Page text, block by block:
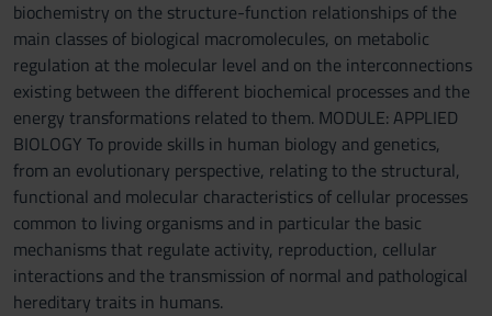
biochemistry on the structure-function relationships of the
main classes of biological macromolecules, on metabolic
regulation at the molecular level and on the interconnections
existing between the different biochemical processes and the
energy transformations related to them. MODULE: APPLIED
BIOLOGY To provide skills in human biology and genetics,
from an evolutionary perspective, relating to the structural,
functional and molecular characteristics of cellular processes
common to living organisms and in particular the basic
mechanisms that regulate activity, reproduction, cellular
interactions and the transmission of normal and pathological
hereditary traits in humans.